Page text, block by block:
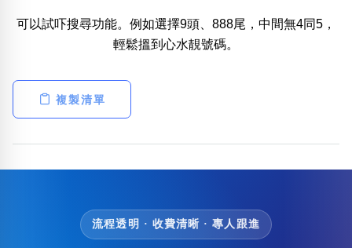
可以試吓搜尋功能。例如選擇9頭、888尾，中間無4同5，
輕鬆搵到心水靚號碼。
複製清單
流程透明 · 收費清晰 · 專人跟進